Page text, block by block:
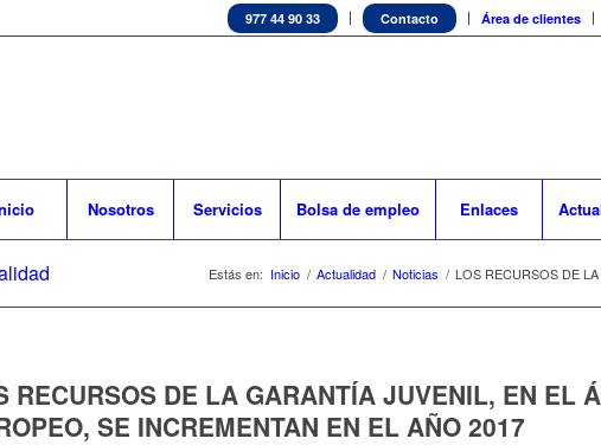
977 44 90 33 Contacto Área de clientes
Nosotros Servicios Bolsa de empleo Enlaces
Estás en: Inicio / Actualidad / Noticias / LOS RECURSOS DE
RECURSOS DE LA GARANTÍA JUVENIL, EN EL
SE INCREMENTAN EN EL AÑO 2017